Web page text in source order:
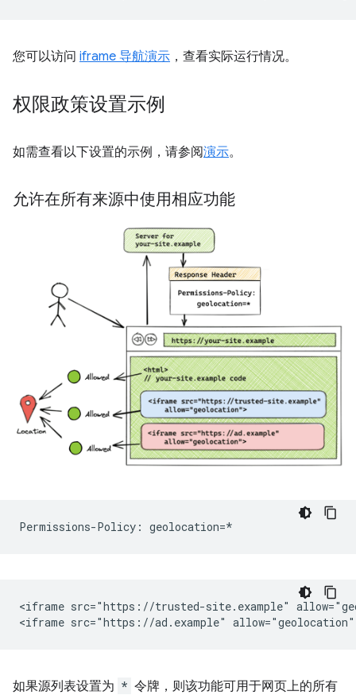
您可以访问 iframe 导航演示 ，查看实际运行情况。
权限政策设置示例
如需查看以下设置的示例，请参阅演示。
允许在所有来源中使用相应功能
<iframe src="https://trusted-site.example"
如果源列表设置为 * 令牌，则该功能可用于网页上的所有